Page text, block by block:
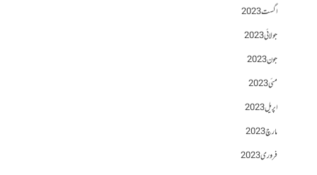
اگست 2023
جولائی 2023
جون 2023
مئی 2023
اپریل 2023
مارچ 2023
فروری 2023